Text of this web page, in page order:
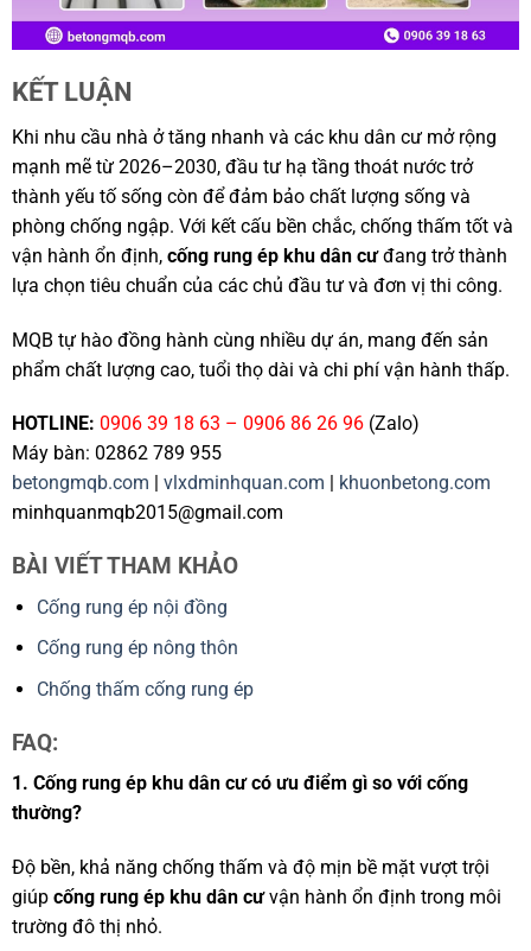
KẾT LUẬN
Khi nhu cầu nhà ở tăng nhanh và các khu dân cư mở rộng
mạnh mẽ từ 2026–2030, đầu tư hạ tầng thoát nước trở
thành yếu tố sống còn để đảm bảo chất lượng sống và
phòng chống ngập. Với kết cấu bền chắc, chống thấm tốt và
vận hành ổn định, cống rung ép khu dân cưđang trở thành
lựa chọn tiêu chuẩn của các chủ đầu tư và đơn vị thi công.
MQB tự hào đồng hành cùng nhiều dự án, mang đến sản
phẩm chất lượng cao, tuổi thọ dài và chi phí vận hành thấp.
HOTLINE: 0906 39 18 63 – 0906 86 26 96(Zalo)
Máy bàn: 02862 789 955
betongmqb.com
vlxdminhquan.com
khuonbetong.com
minhquanmqb2015@gmail.com
BÀI VIẾT THAM KHẢO
Cống rung ép nội đồng
Cống rung ép nông thôn
Chống thấm cống rung ép
FAQ:
1. Cống rung ép khu dân cư có ưu điểm gì so với cống
thường?
Độ bền, khả năng chống thấm và độ mịn bề mặt vượt trội
giúp cống rung ép khu dân cưvận hành ổn định trong môi
trường đô thị nhỏ.